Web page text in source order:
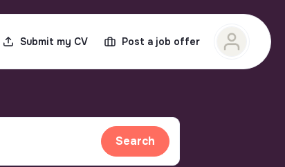
Submit my CV Post a job offer
Search